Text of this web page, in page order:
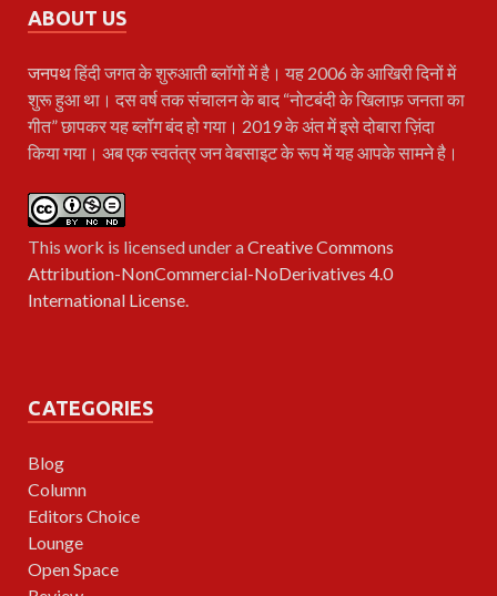
ABOUT US
जनपथहिंदी जगत के शुरुआती ब्लॉगों में है। यह 2006 के आखिरी दिनों में
शुरू हुआ था। दस वर्ष तक संचालन के बाद “नोटबंदी के खिलाफ़ जनता का
गीत” छापकर यह ब्लॉग बंद हो गया। 2019 के अंत में इसे दोबारा ज़िंदा
किया गया। अब एक स्वतंत्र जन वेबसाइट के रूप में यह आपके सामने है।
This work is licensed under aCreative Commons
Attribution-NonCommercial-NoDerivatives 4.0
International License.
CATEGORIES
Blog
Column
Editors Choice
Lounge
Open Space